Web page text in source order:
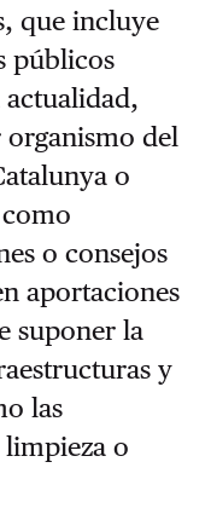
que incluye
públicos
actualidad,
del
o
o consejos
aportaciones
suponer la
y
las
limpieza o